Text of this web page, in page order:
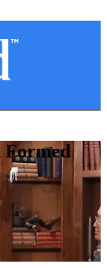
Formed